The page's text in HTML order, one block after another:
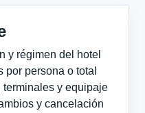
y régimen del hotel
por persona o total
y equipaje
y cancelación